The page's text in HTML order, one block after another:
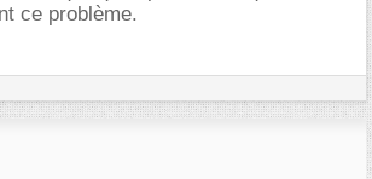
ce problème.